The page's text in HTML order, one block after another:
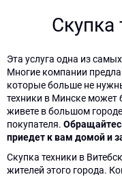
Скупка
Эта услуга одна из
Многие компании
которые больше не
техники в Минске может
живете в большом
покупателя.
приедет к вам домой и
Скупка техники в
жителей этого города.